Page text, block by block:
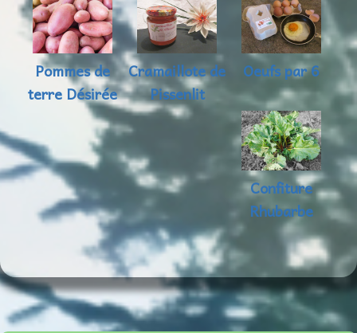
Pommes de
terre Désirée
Cramaillote de
Pissenlit
Oeufs par 6
Confiture
Rhubarbe